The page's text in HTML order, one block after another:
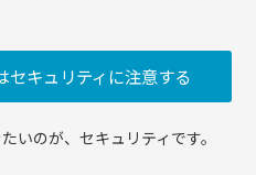
セキュリティに注意する
いのが、セキュリティです。